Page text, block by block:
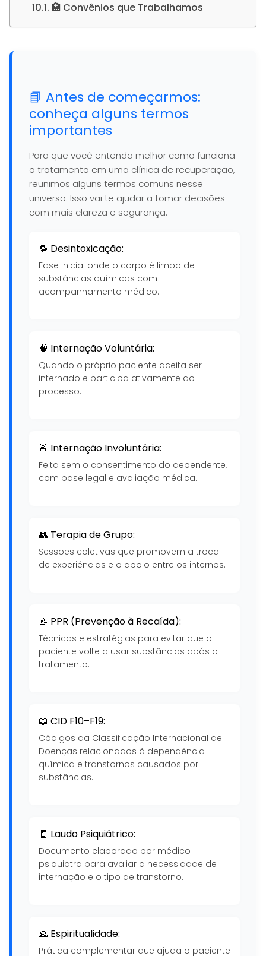
🏥 Convênios que Trabalhamos
📘 Antes de começarmos:
conheça alguns termos
importantes
Para que você entenda melhor como funciona
o tratamento em uma clínica de recuperação,
reunimos alguns termos comuns nesse
universo. Isso vai te ajudar a tomar decisões
com mais clareza e segurança:
🔁 Desintoxicação:
Fase inicial onde o corpo é limpo de
substâncias químicas com
acompanhamento médico.
🧠 Internação Voluntária:
Quando o próprio paciente aceita ser
internado e participa ativamente do
processo.
🚨 Internação Involuntária:
Feita sem o consentimento do dependente,
com base legal e avaliação médica.
👥 Terapia de Grupo:
Sessões coletivas que promovem a troca
de experiências e o apoio entre os internos.
📝 PPR (Prevenção à Recaída):
Técnicas e estratégias para evitar que o
paciente volte a usar substâncias após o
tratamento.
📖 CID F10–F19:
Códigos da Classificação Internacional de
Doenças relacionados à dependência
química e transtornos causados por
substâncias.
🧾 Laudo Psiquiátrico:
Documento elaborado por médico
psiquiatra para avaliar a necessidade de
internação e o tipo de transtorno.
🙏 Espiritualidade:
Prática complementar que ajuda o paciente